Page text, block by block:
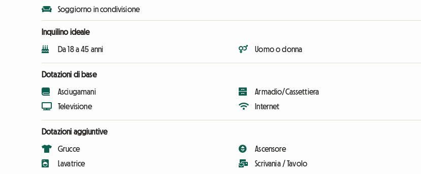
Soggiorno in condivisione
Inquilino ideale
Da 18 a 45 anni Uomo o donna
Dotazioni di base
Asciugamani
Televisione
Armadio/Cassettiera
Internet
Dotazioni aggiuntive
Grucce
Lavatrice
Ascensore
Scrivania / Tavolo